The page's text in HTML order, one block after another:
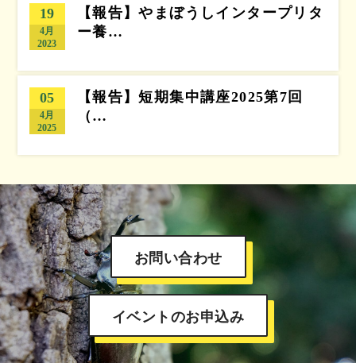
19
4月
2023
【報告】やまぼうしインタープリタ
ー養…
05
4月
2025
【報告】短期集中講座2025第7回
（…
お問い合わせ
イベントのお申込み